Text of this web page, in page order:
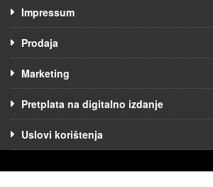
Impressum
Prodaja
Marketing
Pretplata na digitalno izdanje
Uslovi korištenja